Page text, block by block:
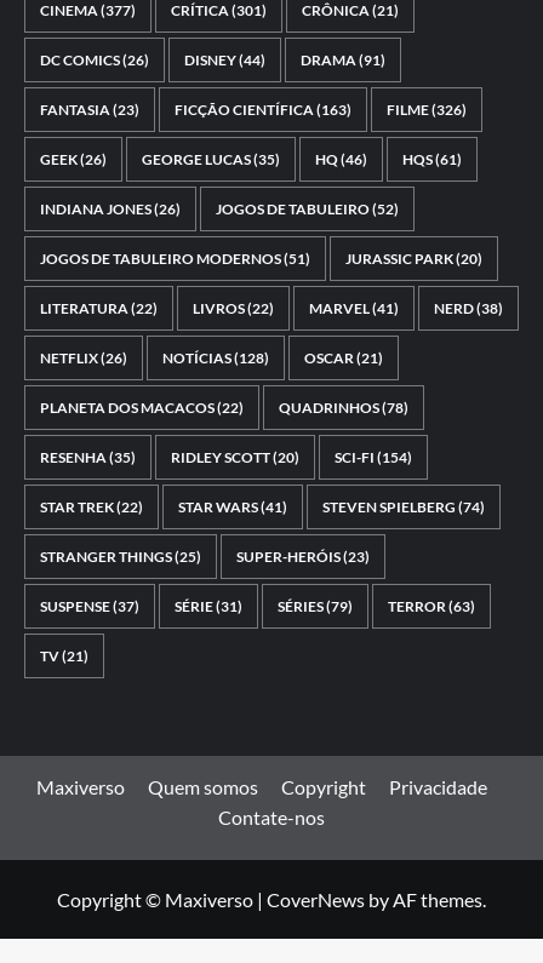
CINEMA(377) CRÍTICA(301) CRÔNICA(21)
DC COMICS(26) DISNEY(44) DRAMA(91)
FANTASIA(23) FICÇÃO CIENTÍFICA(163) FILME(326)
GEEK(26) GEORGE LUCAS(35) HQ(46) HQS(61)
INDIANA JONES(26) JOGOS DE TABULEIRO(52)
JOGOS DE TABULEIRO MODERNOS(51) JURASSIC PARK(20)
LITERATURA(22) LIVROS(22) MARVEL(41) NERD(38)
NETFLIX(26) NOTÍCIAS(128) OSCAR(21)
PLANETA DOS MACACOS(22) QUADRINHOS(78)
RESENHA(35) RIDLEY SCOTT(20) SCI-FI (154)
STAR TREK(22) STAR WARS(41) STEVEN SPIELBERG (74)
STRANGER THINGS(25) SUPER-HERÓIS(23)
SUSPENSE(37) SÉRIE(31) SÉRIES(79) TERROR(63)
TV(21)
Maxiverso Quem somos Copyright
Privacidade
Contate-nos
Copyright © Maxiverso | CoverNews by AF themes.